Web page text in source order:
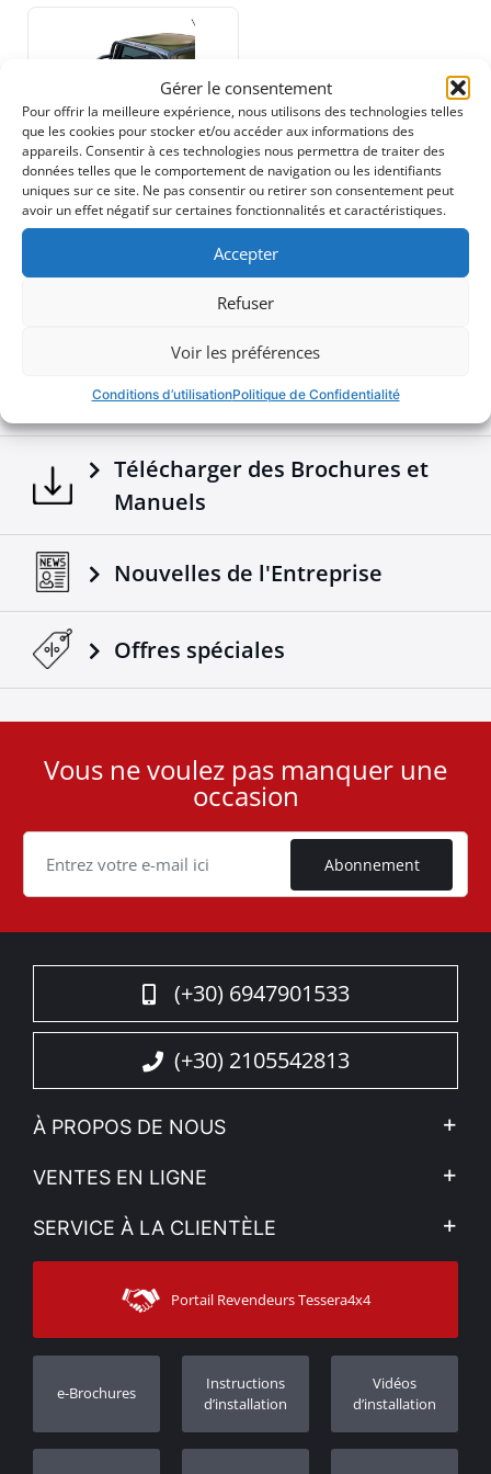
Gérer le consentement
Pour offrir la meilleure expérience, nous utilisons des technologies telles
que les cookies pour stocker et/ou accéder aux informations des
appareils. Consentir à ces technologies nous permettra de traiter des
données telles que le comportement de navigation ou les identifiants
uniques sur ce site. Ne pas consentir ou retirer son consentement peut
avoir un effet négatif sur certaines fonctionnalités et caractéristiques.
Accepter
Refuser
Voir les préférences
Conditions d’utilisationPolitique de Confidentialité
en une seule pièce pour une résistance et une
durabilité inégalées sous des conditions de stress
Sécurité Renforcée: Conçu pour protéger votre
cabine en cas de retournement, ce roll bar allie
sécurité fiable et style.
Ajoutez une pièce exceptionnelle à votre équipement
tout-terrain avec cette nouvelle addition à la gamme
Tessera4x4, connue pour ses accessoires 4x4
premium, durables et robustes.
530$
Téléchargements
Brochures - Tessera4x4 2026 e-brochure
Configurer votre véhicule
Télécharger des Brochures et
Manuels
Nouvelles de l'Entreprise
Offres spéciales
User
Cookie
Vous ne voulez pas manquer une
occasion
Abonnement
(+30) 6947901533
(+30) 2105542813
À PROPOS DE NOUS
L'entreprise
Voir nos actualités
Sitemap
VENTES EN LIGNE
Mon compte
Moyens d’expédition
SERVICE À LA CLIENTÈLE
Contacter
Assistance aux clients
Suivi des commandes
Concessionnaires
Portail Revendeurs Tessera4x4
e-Brochures
Instructions
d’installation
Vidéos
d’installation